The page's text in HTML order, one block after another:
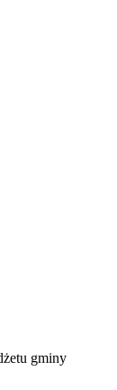
gminy